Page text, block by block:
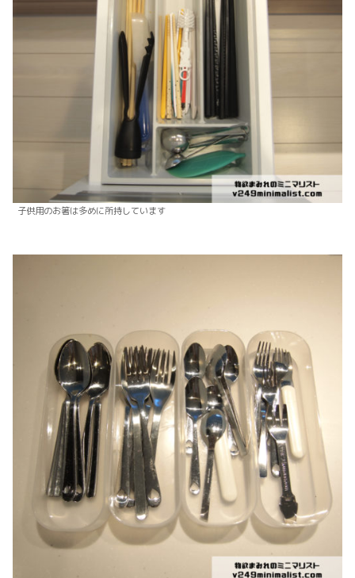
子供用のお箸は多めに所持しています